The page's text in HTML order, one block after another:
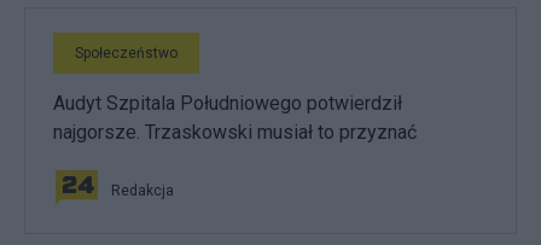
Społeczeństwo
Audyt Szpitala Południowego potwierdził
najgorsze. Trzaskowski musiał to przyznać
Redakcja